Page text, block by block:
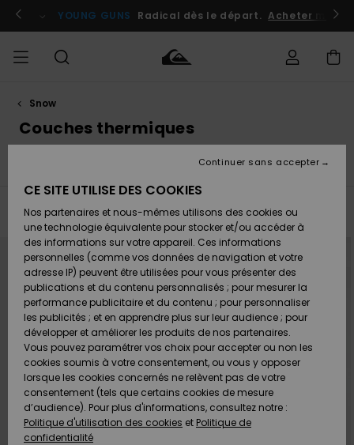
de
grille
des
produits
Se connecter / s'inscrire
YOUNG GUNS Radical dès le départ. Acheter
HOMME
Chaussures
& Tongs
Surf
Snow
Nouveautés
Chaussures
& Tongs
Surf
Snow
Nouveautés
FEMME
A
Découvrir
Snow
SURF
Shop
Homme
Surf
Shop
Enfant
Highlights
Communauté
SNOW
Shop
Homme
Snow
Shop
Enfant
Snow
Shop
Femme
A
Découvrir
Communauté
OUTLET
Homme
Enfant
Outlet
Femme
AIDE &
CONTACT
commande
Retours
Paiement
Carte
Cadeau
Quiksilver
Freedom
Protection
des
MAGASINS
Snow
Couches thermiques
Couches Thermiques Accessoires
Filtrer & Trier 37Resultats
Passer
critères
filtrage
recherche
NOUVEAUTÉ
CE SITE UTILISE DES COOKIES
Nos partenaires et nous-mêmes utilisons des cookies ou
une technologie équivalente pour stocker et/ou accéder à
des informations sur votre appareil. Ces informations
personnelles (comme vos données de navigation et votre
adresse IP) peuvent être utilisées pour vous présenter des
publications et du contenu personnalisés ; pour mesurer la
performance publicitaire et du contenu ; pour personnaliser
les publicités ; et en apprendre plus sur leur audience ; pour
développer et améliorer les produits de nos partenaires.
Vous pouvez paramétrer vos choix pour accepter ou non les
cookies soumis à votre consentement, ou vous y opposer
lorsque les cookies concernés ne relèvent pas de votre
consentement (tels que certains cookies de mesure
d’audience). Pour plus d'informations, consultez notre :
Politique d'utilisation des cookies et Politique de
confidentialité
Continuer sans accepter